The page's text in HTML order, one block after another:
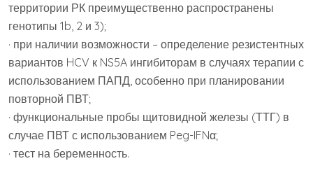
территории РК преимущественно распространены
генотипы 1b, 2 и 3);
· при наличии возможности – определение резистентных
вариантов HCV к NS5A ингибиторам в случаях терапии с
использованием ПАПД, особенно при планировании
повторной ПВТ;
· функциональные пробы щитовидной железы (ТТГ) в
случае ПВТ с использованием Peg-IFNα;
· тест на беременность.